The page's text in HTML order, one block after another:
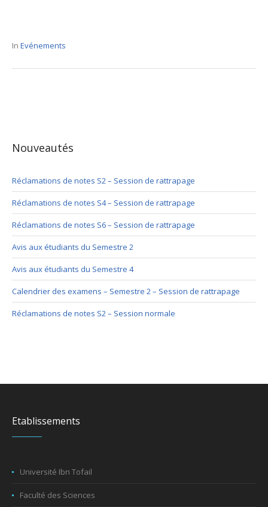
In Evénements
Nouveautés
Réclamations de notes S2 – Session de rattrapage
Réclamations de notes S4 – Session de rattrapage
Réclamations de notes S6 – Session de rattrapage
Avis aux étudiants du Semestre 2
Avis aux étudiants du Semestre 4
Calendrier des examens – Semestre 2 – Session de rattrapage
Réclamations de notes S2 – Session normale
Etablissements
Université Ibn Tofail
Faculté des Sciences